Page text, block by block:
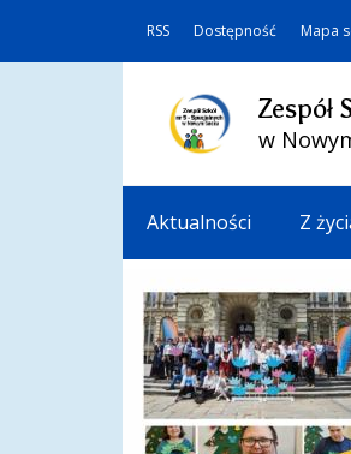
RSS Dostępność Mapa
Zespół
w
Aktualności Z